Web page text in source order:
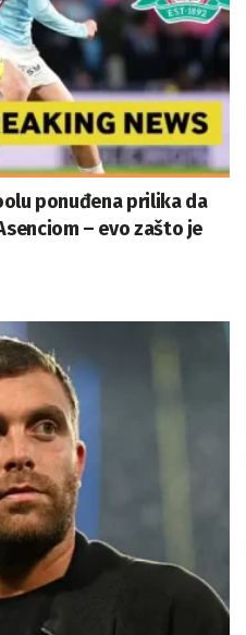
ponuđena prilika da
– evo zašto je